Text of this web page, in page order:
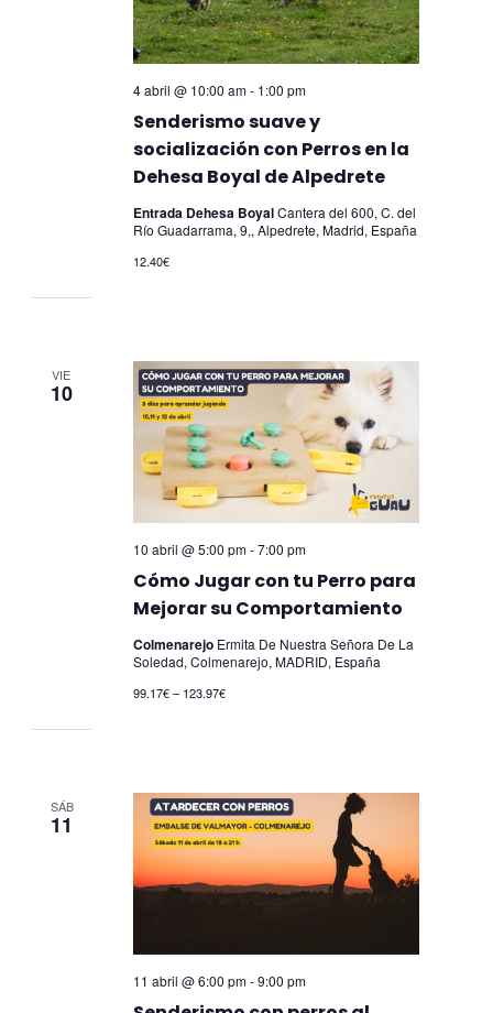
Senderismo suave y
socialización con Perros en la
Dehesa Boyal de Alpedrete
4 abril @ 10:00 am- 1:00 pm
Entrada Dehesa BoyalCantera del 600, C. del
Río Guadarrama, 9,, Alpedrete, Madrid, España
12.40€
VIE
10
Cómo Jugar con tu Perro para
Mejorar su Comportamiento
10 abril @ 5:00 pm-7:00 pm
Colmenarejo Ermita De Nuestra Señora De La
Soledad, Colmenarejo, MADRID, España
99.17€ – 123.97€
SÁB
11
11 abril @ 6:00 pm-9:00 pm